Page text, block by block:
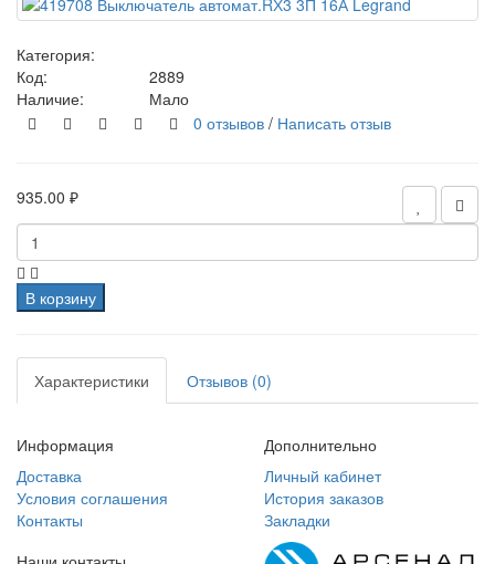
Категория:
Код:
2889
Наличие:
Мало
0 отзывов / Написать отзыв
935.00 ₽
В корзину
Характеристики Отзывов (0)
Информация
Доставка
Условия соглашения
Контакты
Дополнительно
Личный кабинет
История заказов
Закладки